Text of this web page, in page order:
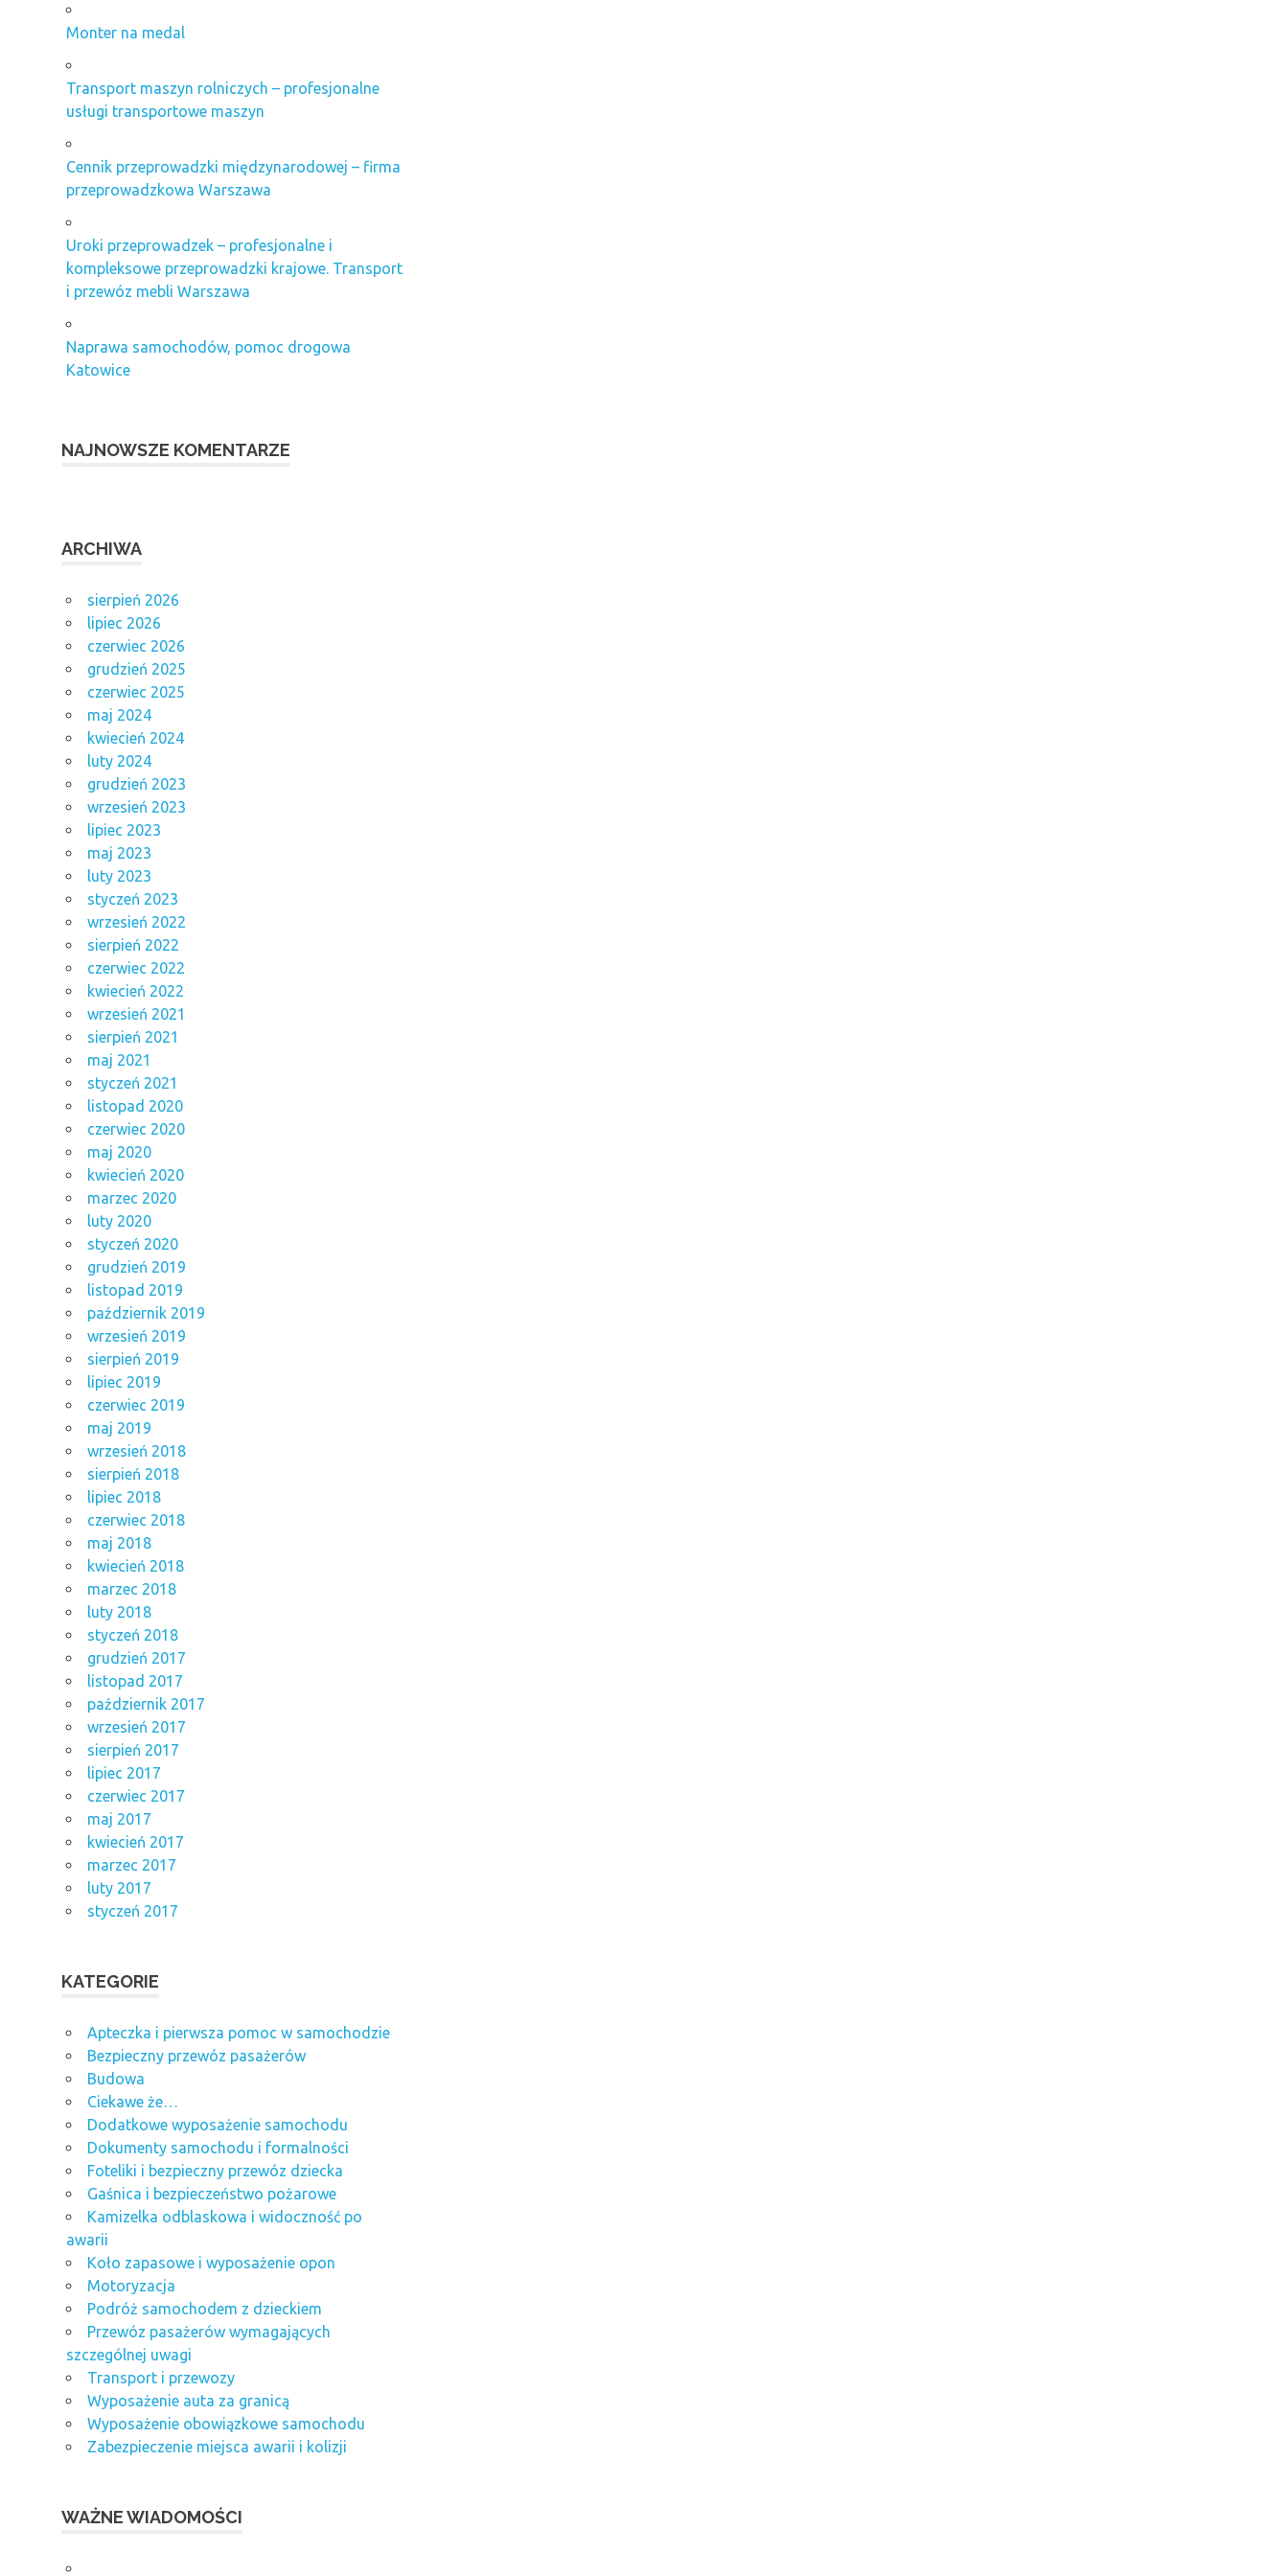
Monter na medal
Transport maszyn rolniczych – profesjonalne
usługi transportowe maszyn
Cennik przeprowadzki międzynarodowej – firma
przeprowadzkowa Warszawa
Uroki przeprowadzek – profesjonalne i
kompleksowe przeprowadzki krajowe. Transport
i przewóz mebli Warszawa
Naprawa samochodów, pomoc drogowa
Katowice
NAJNOWSZE KOMENTARZE
ARCHIWA
sierpień 2026
lipiec 2026
czerwiec 2026
grudzień 2025
czerwiec 2025
maj 2024
kwiecień 2024
luty 2024
grudzień 2023
wrzesień 2023
lipiec 2023
maj 2023
luty 2023
styczeń 2023
wrzesień 2022
sierpień 2022
czerwiec 2022
kwiecień 2022
wrzesień 2021
sierpień 2021
maj 2021
styczeń 2021
listopad 2020
czerwiec 2020
maj 2020
kwiecień 2020
marzec 2020
luty 2020
styczeń 2020
grudzień 2019
listopad 2019
październik 2019
wrzesień 2019
sierpień 2019
lipiec 2019
czerwiec 2019
maj 2019
wrzesień 2018
sierpień 2018
lipiec 2018
czerwiec 2018
maj 2018
kwiecień 2018
marzec 2018
luty 2018
styczeń 2018
grudzień 2017
listopad 2017
październik 2017
wrzesień 2017
sierpień 2017
lipiec 2017
czerwiec 2017
maj 2017
kwiecień 2017
marzec 2017
luty 2017
styczeń 2017
KATEGORIE
Apteczka i pierwsza pomoc w samochodzie
Bezpieczny przewóz pasażerów
Budowa
Ciekawe że…
Dodatkowe wyposażenie samochodu
Dokumenty samochodu i formalności
Foteliki i bezpieczny przewóz dziecka
Gaśnica i bezpieczeństwo pożarowe
Kamizelka odblaskowa i widoczność po
awarii
Koło zapasowe i wyposażenie opon
Motoryzacja
Podróż samochodem z dzieckiem
Przewóz pasażerów wymagających
szczególnej uwagi
Transport i przewozy
Wyposażenie auta za granicą
Wyposażenie obowiązkowe samochodu
Zabezpieczenie miejsca awarii i kolizji
WAŻNE WIADOMOŚCI